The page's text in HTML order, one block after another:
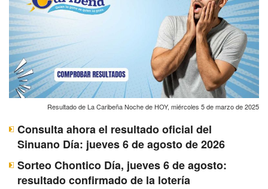
Resultado de La Caribeña Noche de HOY, miércoles 5 de marzo de 2025
Consulta ahora el resultado oficial del
Sinuano Día: jueves 6 de agosto de 2026
Sorteo Chontico Día, jueves 6 de agosto:
resultado confirmado de la lotería